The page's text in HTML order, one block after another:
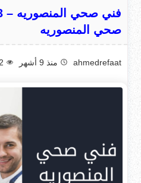
صحي المنصوريه
ahmedrefaat منذ 9 أشهر